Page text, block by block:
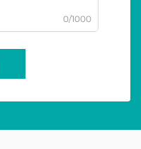
0/1000